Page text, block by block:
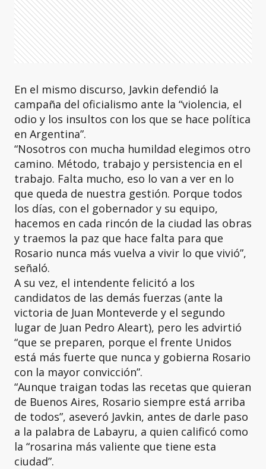
En el mismo discurso, Javkin defendió la
campaña del oficialismo ante la “violencia, el
odio y los insultos con los que se hace política
en Argentina”.
“Nosotros con mucha humildad elegimos otro
camino. Método, trabajo y persistencia en el
trabajo. Falta mucho, eso lo van a ver en lo
que queda de nuestra gestión. Porque todos
los días, con el gobernador y su equipo,
hacemos en cada rincón de la ciudad las obras
y traemos la paz que hace falta para que
Rosario nunca más vuelva a vivir lo que vivió”,
señaló.
A su vez, el intendente felicitó a los
candidatos de las demás fuerzas (ante la
victoria de Juan Monteverde y el segundo
lugar de Juan Pedro Aleart), pero les advirtió
“que se preparen, porque el frente Unidos
está más fuerte que nunca y gobierna Rosario
con la mayor convicción”.
“Aunque traigan todas las recetas que quieran
de Buenos Aires, Rosario siempre está arriba
de todos”, aseveró Javkin, antes de darle paso
a la palabra de Labayru, a quien calificó como
la “rosarina más valiente que tiene esta
ciudad”.